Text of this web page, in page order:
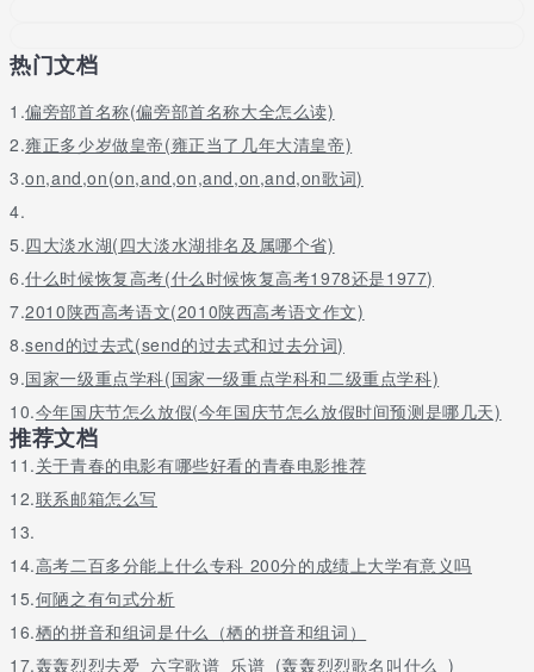
关于更多2023年高考302分能考上什么大学,能报哪些学校请留言或
者咨询老师
热门文档
1.偏旁部首名称(偏旁部首名称大全怎么读)
2.雍正多少岁做皇帝(雍正当了几年大清皇帝)
3.on,and,on(on,and,on,and,on,and,on歌词)
4.
5.四大淡水湖(四大淡水湖排名及属哪个省)
6.什么时候恢复高考(什么时候恢复高考1978还是1977)
7.2010陕西高考语文(2010陕西高考语文作文)
8.send的过去式(send的过去式和过去分词)
9.国家一级重点学科(国家一级重点学科和二级重点学科)
10.今年国庆节怎么放假(今年国庆节怎么放假时间预测是哪几天)
推荐文档
11.关于青春的电影有哪些好看的青春电影推荐
12.联系邮箱怎么写
13.
14.高考二百多分能上什么专科 200分的成绩上大学有意义吗
15.何陋之有句式分析
16.栖的拼音和组词是什么（栖的拼音和组词）
17.轰轰烈烈去爱_六字歌谱_乐谱_(轰轰烈烈歌名叫什么_)